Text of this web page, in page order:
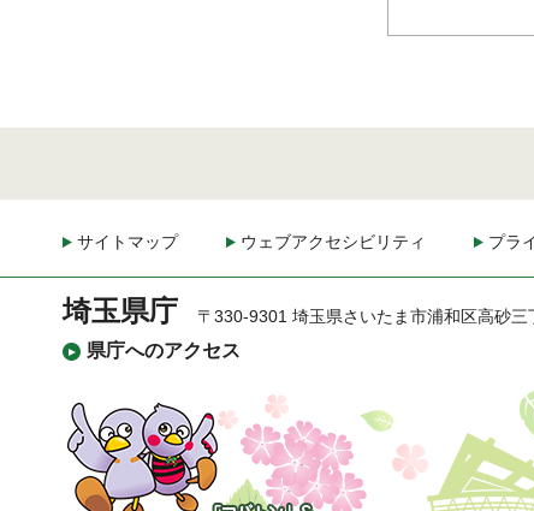
サイトマップ ウェブアクセシビリティ プラ
埼玉県庁
県庁へのアクセス
〒330-9301 埼玉県さいたま市浦和区高砂三